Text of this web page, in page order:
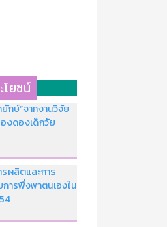
โยชน์
กษ์”จากงานวิจัย
งดองเด็กวัย
ผลิตและการ
ารพึ่งพาตนเองใน